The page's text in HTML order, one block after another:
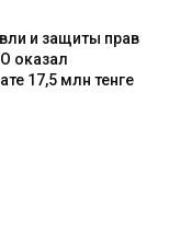
и защиты прав
оказал
17,5 млн тенге